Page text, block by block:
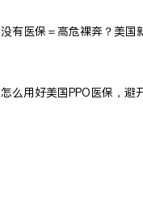
没有医保＝高危裸奔？美国
怎么用好美国PPO医保，避